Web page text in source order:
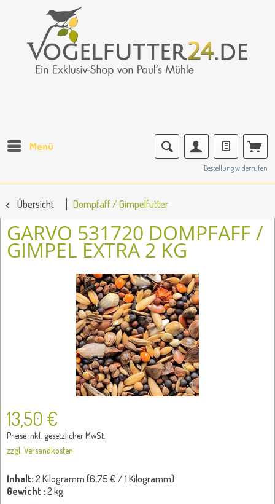
Menü
Bestellung widerrufen
Übersicht Dompfaff / Gimpelfutter
GARVO 531720 DOMPFAFF /
GIMPEL EXTRA 2 KG
13,50 €
Preise inkl. gesetzlicher MwSt.
zzgl. Versandkosten
Inhalt: 2 Kilogramm (6,75 € / 1 Kilogramm)
Gewicht : 2 kg